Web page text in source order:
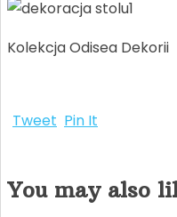
Kolekcja Odisea Dekorii
Tweet Pin It
You may also